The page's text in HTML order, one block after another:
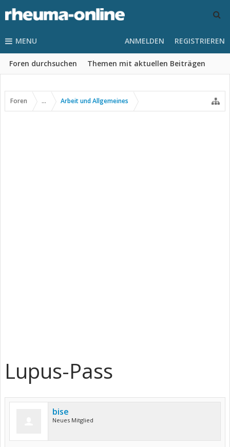
MENU
Foren durchsuchen Themen mit aktuellen Beiträgen
ANMELDEN REGISTRIEREN
Foren ... Arbeit und Allgemeines
Lupus-Pass
bise
Neues Mitglied